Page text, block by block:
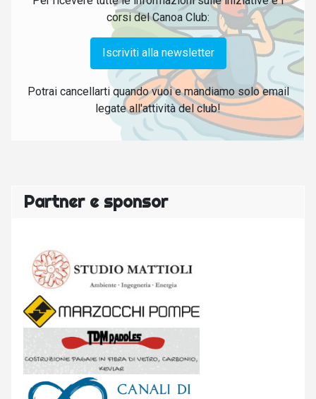
corsi del Canoa Club:
Iscriviti alla newsletter
Potrai cancellarti quando vuoi e mandiamo solo email
legate all'attività del club!
Partner e sponsor